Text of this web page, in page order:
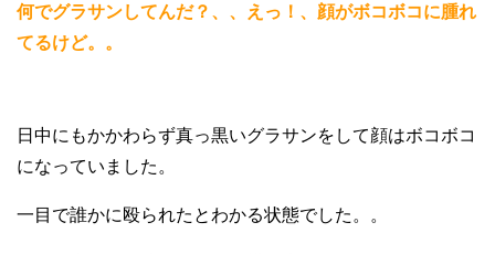
何でグラサンしてんだ？、、えっ！、顔がボコボコに腫れ
てるけど。。
日中にもかかわらず真っ黒いグラサンをして顔はボコボコ
になっていました。
一目で誰かに殴られたとわかる状態でした。。